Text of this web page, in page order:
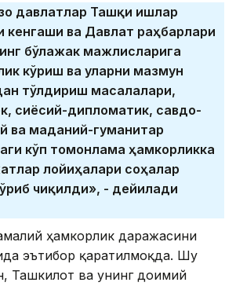
давлатлар Ташқи ишлар
кенгаши ва Давлат раҳбарлари
бўлажак мажлисларига
кўриш ва уларни мазмун
тўлдириш масалалари,
сиёсий-дипломатик, савдо-
ва маданий-гуманитар
кўп томонлама ҳамкорликка
лойиҳалари соҳалар
чиқилди», - дейилади
ҳамкорлик даражасини
эътибор қаратилмоқда. Шу
Ташкилот ва унинг доимий